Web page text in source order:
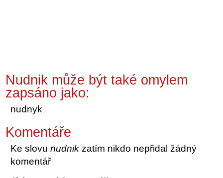
Nudnik může být také omylem
zapsáno jako:
nudnyk
Komentáře
Ke slovunudnik zatím nikdo nepřidal žádný
komentář